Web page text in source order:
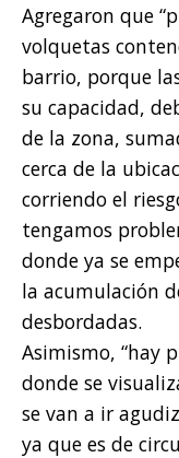
Agregaron que
volquetas
barrio, porque
su capacidad,
de la zona,
cerca de la
corriendo el
tengamos
donde ya se
la acumulación
desbordadas.
Asimismo, “hay
donde se
se van a ir
ya que es de